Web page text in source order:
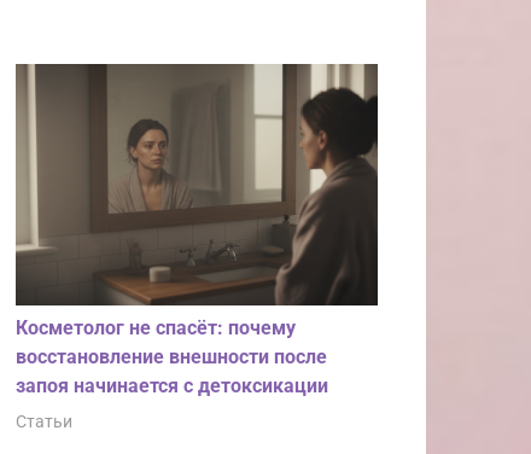
Косметолог не спасёт: почему
восстановление внешности после
запоя начинается с детоксикации
Статьи